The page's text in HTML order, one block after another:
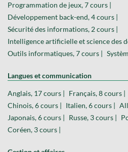
Programmation de jeux, 7 cours |
Développement back-end, 4 cours |
Sécurité des informations, 2 cours |
Intelligence artificielle et science des
Outils informatiques, 7 cours |
Langues et communication
Anglais, 17 cours | Français, 8 cours |
Chinois, 6 cours |
Italien, 6 cours |
Japonais, 6 cours |
Russe, 3 cours |
Coréen, 3 cours |